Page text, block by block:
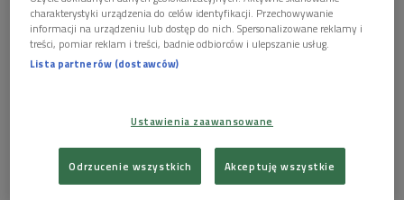
Zobacz więcej na temat: bolonia bożena fabiani włochy
"Primetime": seksualni drapieżnicy na
celowniku i w kamerze Roberta
Pattinsona
charakterystyki urządzenia do celów identyfikacji. Przechowywanie
informacji na urządzeniu lub dostęp do nich. Spersonalizowane reklamy i
treści, pomiar reklam i treści, badnie odbiorców i ulepszanie usług.
Lista partnerów (dostawców)
Ustawienia zaawansowane
Odrzucenie wszystkich Akceptuję wszystkie